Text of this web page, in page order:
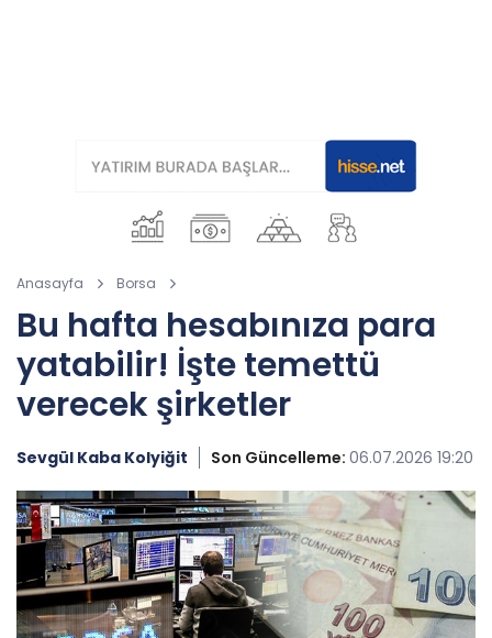
Anasayfa Borsa
Bu hafta hesabınıza para
yatabilir! İşte temettü
verecek şirketler
Sevgül Kaba Kolyiğit Son Güncelleme: 06.07.2026 19:20